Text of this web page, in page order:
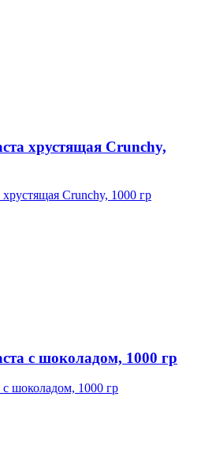
хрустящая Crunchy,
с шоколадом, 1000 гр